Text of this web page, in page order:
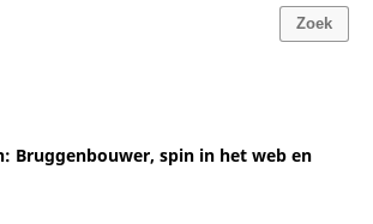
Zoek
Bruggenbouwer, spin in het web en